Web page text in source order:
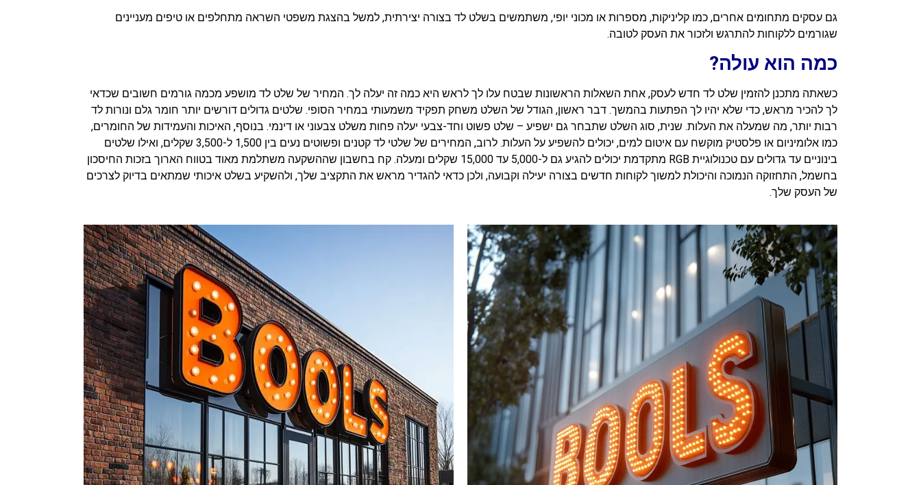
גם עסקים מתחומים אחרים, כמו קליניקות, מספרות או מכוני יופי, משתמשים בשלט לד בצורה יצירתית, למשל בהצגת משפטי השראה מתחלפים או טיפים מעניינים
שגורמים ללקוחות להתרגש ולזכור את העסק לטובה.
כמה הוא עולה?
כשאתה מתכנן להזמין שלט לד חדש לעסק, אחת השאלות הראשונות שבטח עלו לך לראש היא כמה זה יעלה לך. המחיר של שלט לד מושפע מכמה גורמים חשובים שכדאי
לך להכיר מראש, כדי שלא יהיו לך הפתעות בהמשך. דבר ראשון, הגודל של השלט משחק תפקיד משמעותי במחיר הסופי. שלטים גדולים דורשים יותר חומר גלם ונורות לד
רבות יותר, מה שמעלה את העלות. שנית, סוג השלט שתבחר גם ישפיע – שלט פשוט וחד-צבעי יעלה פחות משלט צבעוני או דינמי. בנוסף, האיכות והעמידות של החומרים,
כמו אלומיניום או פלסטיק מוקשח עם איטום למים, יכולים להשפיע על העלות. לרוב, המחירים של שלטי לד קטנים ופשוטים נעים בין 1,500 ל-3,500 שקלים, ואילו שלטים
בינוניים עד גדולים עם טכנולוגיית RGB מתקדמת יכולים להגיע גם ל-5,000 עד 15,000 שקלים ומעלה. קח בחשבון שההשקעה משתלמת מאוד בטווח הארוך בזכות החיסכון
בחשמל, התחזוקה הנמוכה והיכולת למשוך לקוחות חדשים בצורה יעילה וקבועה, ולכן כדאי להגדיר מראש את התקציב שלך, ולהשקיע בשלט איכותי שמתאים בדיוק לצרכים
של העסק שלך.